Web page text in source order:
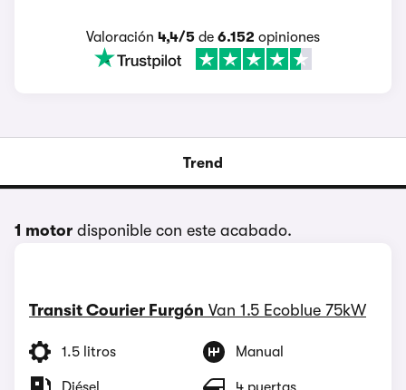
Valoración 4,4/5 de 6.152 opiniones
Trend
1 motor disponible con este acabado.
Transit Courier Furgón Van 1.5 Ecoblue 75kW
1.5 litros Manual